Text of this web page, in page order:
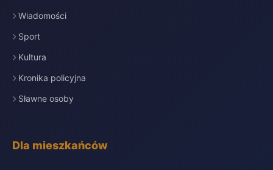
Wiadomości
Sport
Kultura
Kronika policyjna
Sławne osoby
Dla mieszkańców